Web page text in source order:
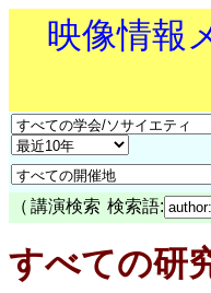
映像情報
（ 講演検索 検索語:
すべての研